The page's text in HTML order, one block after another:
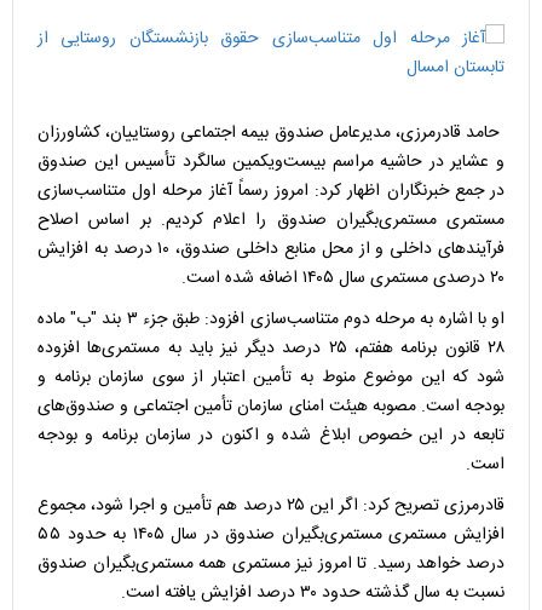
حامد قادرمرزی، مدیرعامل صندوق بیمه اجتماعی روستاییان، کشاورزان
و عشایر در حاشیه مراسم بیست‌ویکمین سالگرد تأسیس این صندوق
در جمع خبرنگاران اظهار کرد: امروز رسماً آغاز مرحله اول متناسب‌سازی
مستمری مستمری‌بگیران صندوق را اعلام کردیم. بر اساس اصلاح
فرآیند‌های داخلی و از محل منابع داخلی صندوق، ۱۰ درصد به افزایش
۲۰ درصدی مستمری سال ۱۴۰۵ اضافه شده است.
او با اشاره به مرحله دوم متناسب‌سازی افزود: طبق جزء ۳ بند "ب" ماده
۲۸ قانون برنامه هفتم، ۲۵ درصد دیگر نیز باید به مستمری‌ها افزوده
شود که این موضوع منوط به تأمین اعتبار از سوی سازمان برنامه و
بودجه است. مصوبه هیئت امنای سازمان تأمین اجتماعی و صندوق‌های
تابعه در این خصوص ابلاغ شده و اکنون در سازمان برنامه و بودجه
است.
قادرمرزی تصریح کرد: اگر این ۲۵ درصد هم تأمین و اجرا شود، مجموع
افزایش مستمری مستمری‌بگیران صندوق در سال ۱۴۰۵ به حدود ۵۵
درصد خواهد رسید. تا امروز نیز مستمری همه مستمری‌بگیران صندوق
نسبت به سال گذشته حدود ۳۰ درصد افزایش یافته است.